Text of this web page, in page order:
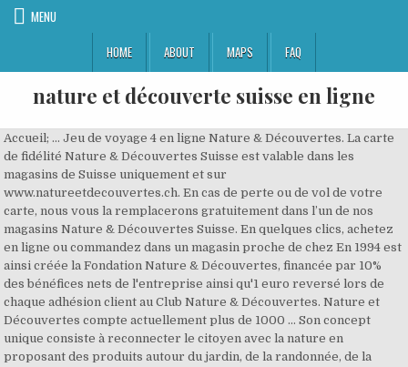
MENU
HOME
ABOUT MAPS FAQ
nature et découverte suisse en ligne
Accueil; ... Jeu de voyage 4 en ligne Nature & Découvertes. La carte
de fidélité Nature & Découvertes Suisse est valable dans les
magasins de Suisse uniquement et sur
www.natureetdecouvertes.ch. En cas de perte ou de vol de votre
carte, nous vous la remplacerons gratuitement dans l’un de nos
magasins Nature & Découvertes Suisse. En quelques clics, achetez
en ligne ou commandez dans un magasin proche de chez En 1994 est
ainsi créée la Fondation Nature & Découvertes, financée par 10%
des bénéfices nets de l'entreprise ainsi qu'1 euro reversé lors de
chaque adhésion client au Club Nature & Découvertes. Nature et
Découvertes compte actuellement plus de 1000 … Son concept
unique consiste à reconnecter le citoyen avec la nature en
proposant des produits autour du jardin, de la randonnée, de la